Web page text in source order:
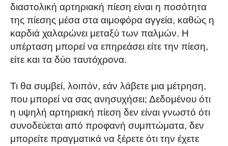
διαστολική αρτηριακή πίεση είναι η ποσότητα
της πίεσης μέσα στα αιμοφόρα αγγεία, καθώς η
καρδιά χαλαρώνει μεταξύ των παλμών. Η
υπέρταση μπορεί να επηρεάσει είτε την πίεση,
είτε και τα δύο ταυτόχρονα.
Τι θα συμβεί, λοιπόν, εάν λάβετε μια μέτρηση,
που μπορεί να σας ανησυχήσει; Δεδομένου ότι
η υψηλή αρτηριακή πίεση δεν είναι γνωστό ότι
συνοδεύεται από προφανή συμπτώματα, δεν
μπορείτε πραγματικά να ξέρετε ότι την έχετε